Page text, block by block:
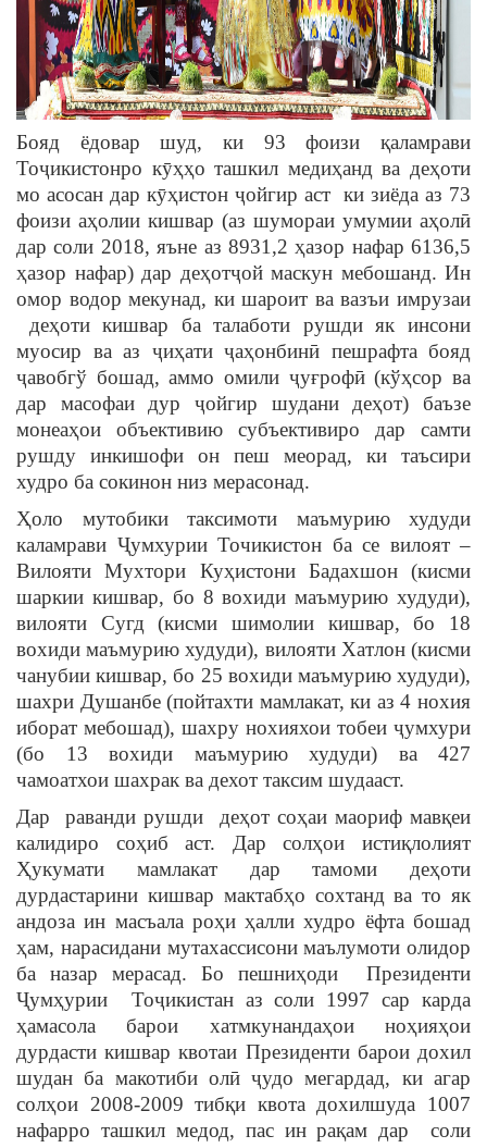
Бояд ёдовар шуд, ки 93 фоизи қаламрави
Тоҷикистонро кӯҳҳо ташкил медиҳанд ва деҳоти
мо асосан дар кӯҳистон ҷойгир аст ки зиёда аз 73
фоизи аҳолии кишвар (аз шумораи умумии аҳолӣ
дар соли 2018, яъне аз 8931,2 ҳазор нафар 6136,5
ҳазор нафар) дар деҳотҷой маскун мебошанд. Ин
омор водор мекунад, ки шароит ва вазъи имрузаи
деҳоти кишвар ба талаботи рушди як инсони
муосир ва аз ҷиҳати ҷаҳонбинӣ пешрафта бояд
ҷавобгў бошад, аммо омили ҷуғрофӣ (кўҳсор ва
дар масофаи дур ҷойгир шудани деҳот) баъзе
монеаҳои объективию субъективиро дар самти
рушду инкишофи он пеш меорад, ки таъсири
худро ба сокинон низ мерасонад.
Ҳоло мутобики таксимоти маъмурию худуди
каламрави Ҷумхурии Точикистон ба се вилоят –
Вилояти Мухтори Куҳистони Бадахшон (кисми
шаркии кишвар, бо 8 вохиди маъмурию худуди),
вилояти Сугд (кисми шимолии кишвар, бо 18
вохиди маъмурию худуди), вилояти Хатлон (кисми
чанубии кишвар, бо 25 вохиди маъмурию худуди),
шахри Душанбе (пойтахти мамлакат, ки аз 4 нохия
иборат мебошад), шахру нохияхои тобеи ҷумхури
(бо 13 вохиди маъмурию худуди) ва 427
чамоатхои шахрак ва дехот таксим шудааст.
Дар раванди рушди деҳот соҳаи маориф мавқеи
калидиро соҳиб аст. Дар солҳои истиқлолият
Ҳукумати мамлакат дар тамоми деҳоти
дурдастарини кишвар мактабҳо сохтанд ва то як
андоза ин масъала роҳи ҳалли худро ёфта бошад
ҳам, нарасидани мутахассисони маълумоти олидор
ба назар мерасад. Бо пешниҳоди Президенти
Ҷумҳурии Тоҷикистан аз соли 1997 сар карда
ҳамасола барои хатмкунандаҳои ноҳияҳои
дурдасти кишвар квотаи Президенти барои дохил
шудан ба макотиби олӣ ҷудо мегардад, ки агар
солҳои 2008-2009 тибқи квота дохилшуда 1007
нафарро ташкил медод, пас ин рақам дар соли